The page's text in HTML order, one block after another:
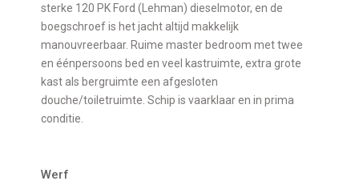
sterke 120 PK Ford (Lehman) dieselmotor, en de
boegschroef is het jacht altijd makkelijk
manouvreerbaar. Ruime master bedroom met twee
en éénpersoons bed en veel kastruimte, extra grote
kast als bergruimte een afgesloten
douche/toiletruimte. Schip is vaarklaar en in prima
conditie.
Werf